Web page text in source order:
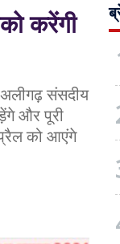
करेंगी
संसदीय
और पूरी
को आएंगे